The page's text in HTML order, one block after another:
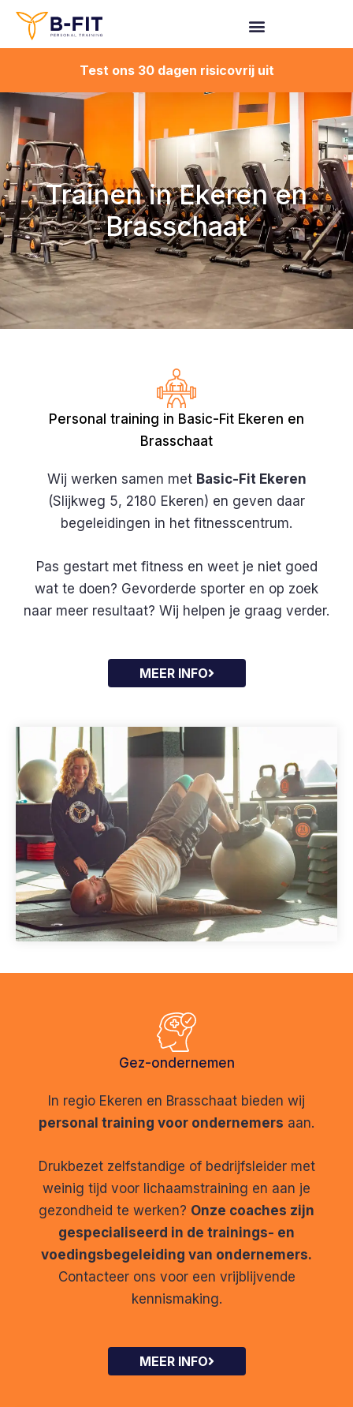
Spring
Test ons 30 dagen risicovrij uit
Trainen in Ekeren en
Brasschaat
Personal training in Basic-Fit Ekeren en
Brasschaat
Wij werken samen met Basic-Fit Ekeren
(Slijkweg 5, 2180 Ekeren) en geven daar
begeleidingen in het fitnesscentrum.
Pas gestart met fitness en weet je niet goed
wat te doen? Gevorderde sporter en op zoek
naar meer resultaat? Wij helpen je graag verder.
MEER INFO
Gez-ondernemen
In regio Ekeren en Brasschaat bieden wij
personal training voor ondernemers aan.
Drukbezet zelfstandige of bedrijfsleider met
weinig tijd voor lichaamstraining en aan je
gezondheid te werken? Onze coaches zijn
gespecialiseerd in de trainings- en
voedingsbegeleiding van ondernemers.
Contacteer ons voor een vrijblijvende
kennismaking.
MEER INFO